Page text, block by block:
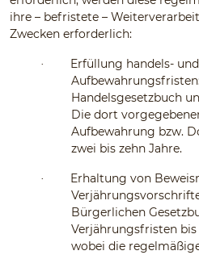
ihre – befristete –
Zwecken erforderlich:
·
Erfüllung handels-
Handelsgesetzbuch
Die dort
Aufbewahrung bzw.
zwei bis zehn Jahre.
·
Erhaltung von
Bürgerlichen
Verjährungsfristen
wobei die